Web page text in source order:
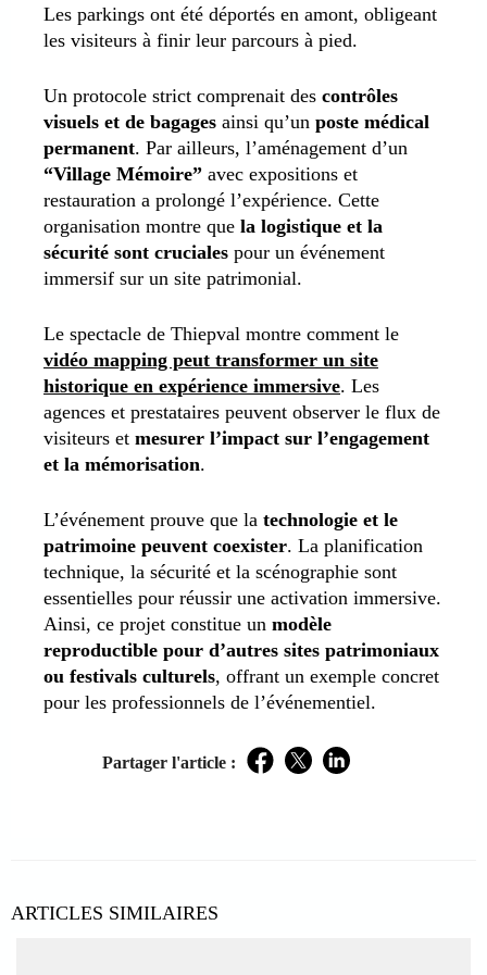
Les parkings ont été déportés en amont, obligeant
les visiteurs à finir leur parcours à pied.
Un protocole strict comprenait des contrôles
visuels et de bagages ainsi qu’un poste médical
permanent. Par ailleurs, l’aménagement d’un
“Village Mémoire” avec expositions et
restauration a prolongé l’expérience. Cette
organisation montre que la logistique et la
sécurité sont cruciales pour un événement
immersif sur un site patrimonial.
Le spectacle de Thiepval montre comment le
vidéo mapping peut transformer un site
historique en expérience immersive. Les
agences et prestataires peuvent observer le flux de
visiteurs et mesurer l’impact sur l’engagement
et la mémorisation.
L’événement prouve que la technologie et le
patrimoine peuvent coexister. La planification
technique, la sécurité et la scénographie sont
essentielles pour réussir une activation immersive.
Ainsi, ce projet constitue un modèle
reproductible pour d’autres sites patrimoniaux
ou festivals culturels, offrant un exemple concret
pour les professionnels de l’événementiel.
Partager l'article : Facebook
TwitterLinkedIn
ARTICLES SIMILAIRES